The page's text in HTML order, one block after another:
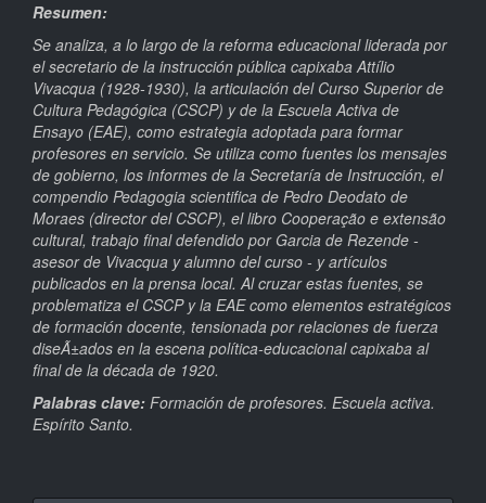
Resumen:
Se analiza, a lo largo de la reforma educacional liderada por
el secretario de la instrucción pública capixaba Attílio
Vivacqua (1928-1930), la articulación del Curso Superior de
Cultura Pedagógica (CSCP) y de la Escuela Activa de
Ensayo (EAE), como estrategia adoptada para formar
profesores en servicio. Se utiliza como fuentes los mensajes
de gobierno, los informes de la Secretaría de Instrucción, el
compendio Pedagogia scientifica de Pedro Deodato de
Moraes (director del CSCP), el libro Cooperação e extensão
cultural, trabajo final defendido por Garcia de Rezende -
asesor de Vivacqua y alumno del curso - y artículos
publicados en la prensa local. Al cruzar estas fuentes, se
problematiza el CSCP y la EAE como elementos estratégicos
de formación docente, tensionada por relaciones de fuerza
diseÃ±ados en la escena política-educacional capixaba al
final de la década de 1920.
Palabras clave: Formación de profesores. Escuela activa.
Espírito Santo.